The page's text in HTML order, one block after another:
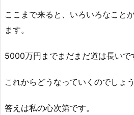
ここまで来ると、いろいろなこと
ます。
5000万円までまだまだ道は長いで
これからどうなっていくのでしょ
答えは私の心次第です。